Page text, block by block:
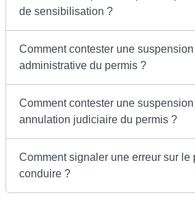
de sensibilisation ?
Comment contester une suspension
administrative du permis ?
Comment contester une
annulation judiciaire du permis ?
Comment signaler une erreur sur le
conduire ?